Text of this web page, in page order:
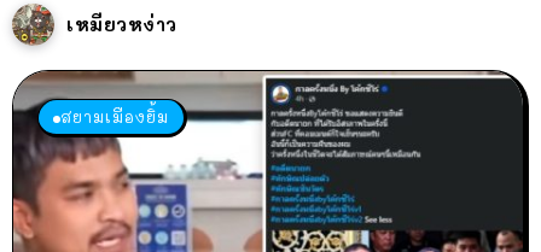
เหมียวหง่าว
สยามเมืองยิ้ม